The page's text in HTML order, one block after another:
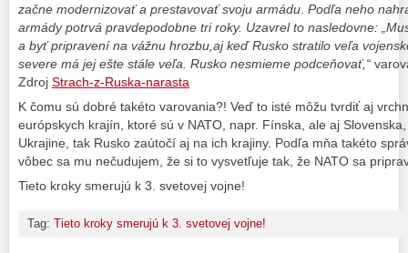
začne modernizovať a prestavovať svoju armádu Podľa neho
armády potrvá pravdepodobne tri roky. Uzavrel to nasledovne:
a byť pripravení na vážnu hrozbu,aj keď Rusko stratilo veľa
severe má jej ešte stále veľa. Rusko nesmieme podceňovať,“
Zdroj Strach-z-Ruska-narasta
K čomu sú dobré takéto varovania?! Veď to isté môžu tvrdiť aj
európskych krajín, ktoré sú v NATO, napr. Fínska, ale aj
Ukrajine, tak Rusko zaútočí aj na ich krajiny. Podľa mňa takéto
vôbec sa mu nečudujem, že si to vysvetľuje tak, že NATO sa
Tieto kroky smerujú k 3. svetovej vojne!
Tag: Tieto kroky smerujú k 3. svetovej vojne!